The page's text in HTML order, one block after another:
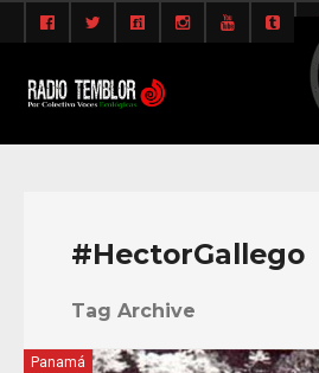
#HectorGallego
Tag Archive
Panamá